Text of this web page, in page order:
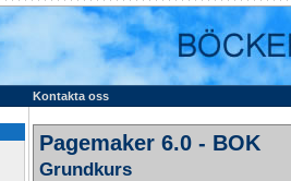
Kontakta oss
Pagemaker 6.0 - BOK
Grundkurs